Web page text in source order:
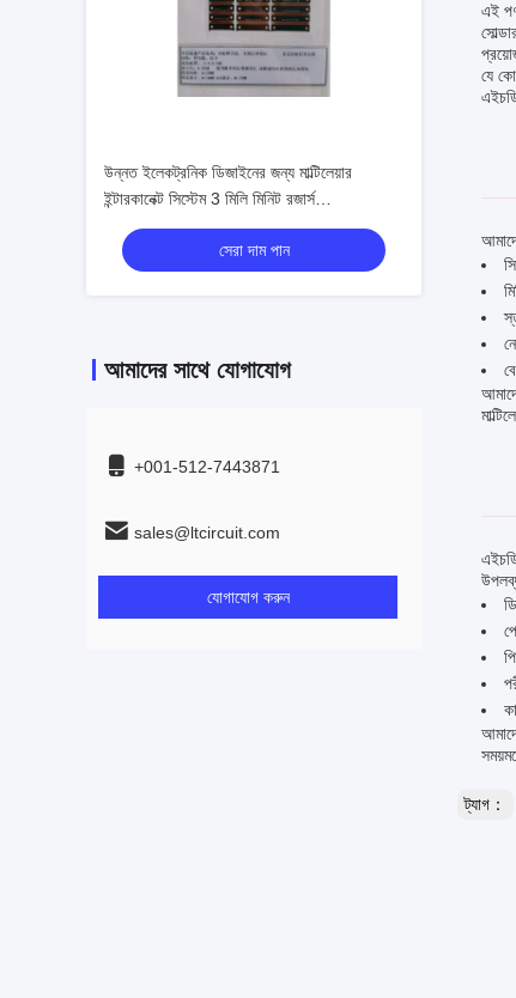
উন্নত ইলেকট্রনিক ডিজাইনের জন্য মাল্টিলেয়ার
ইন্টারকানেক্ট সিস্টেম 3 মিলি মিনিট রজার্স
4330/5880, প্যানাসনিক মেগট্রন
সেরা দাম পান
আমাদের সাথে যোগাযোগ
+001-512-7443871
sales@ltcircuit.com
যোগাযোগ করুন
এই
যে
ট্যাগ：